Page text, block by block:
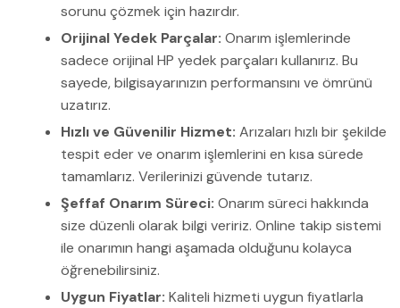
sorunu çözmek için hazırdır.
Orijinal Yedek Parçalar: Onarım işlemlerinde
sadece orijinal HP yedek parçaları kullanırız. Bu
sayede, bilgisayarınızın performansını ve ömrünü
uzatırız.
Hızlı ve Güvenilir Hizmet: Arızaları hızlı bir şekilde
tespit eder ve onarım işlemlerini en kısa sürede
tamamlarız. Verilerinizi güvende tutarız.
Şeffaf Onarım Süreci: Onarım süreci hakkında
size düzenli olarak bilgi veririz. Online takip sistemi
ile onarımın hangi aşamada olduğunu kolayca
öğrenebilirsiniz.
Uygun Fiyatlar: Kaliteli hizmeti uygun fiyatlarla